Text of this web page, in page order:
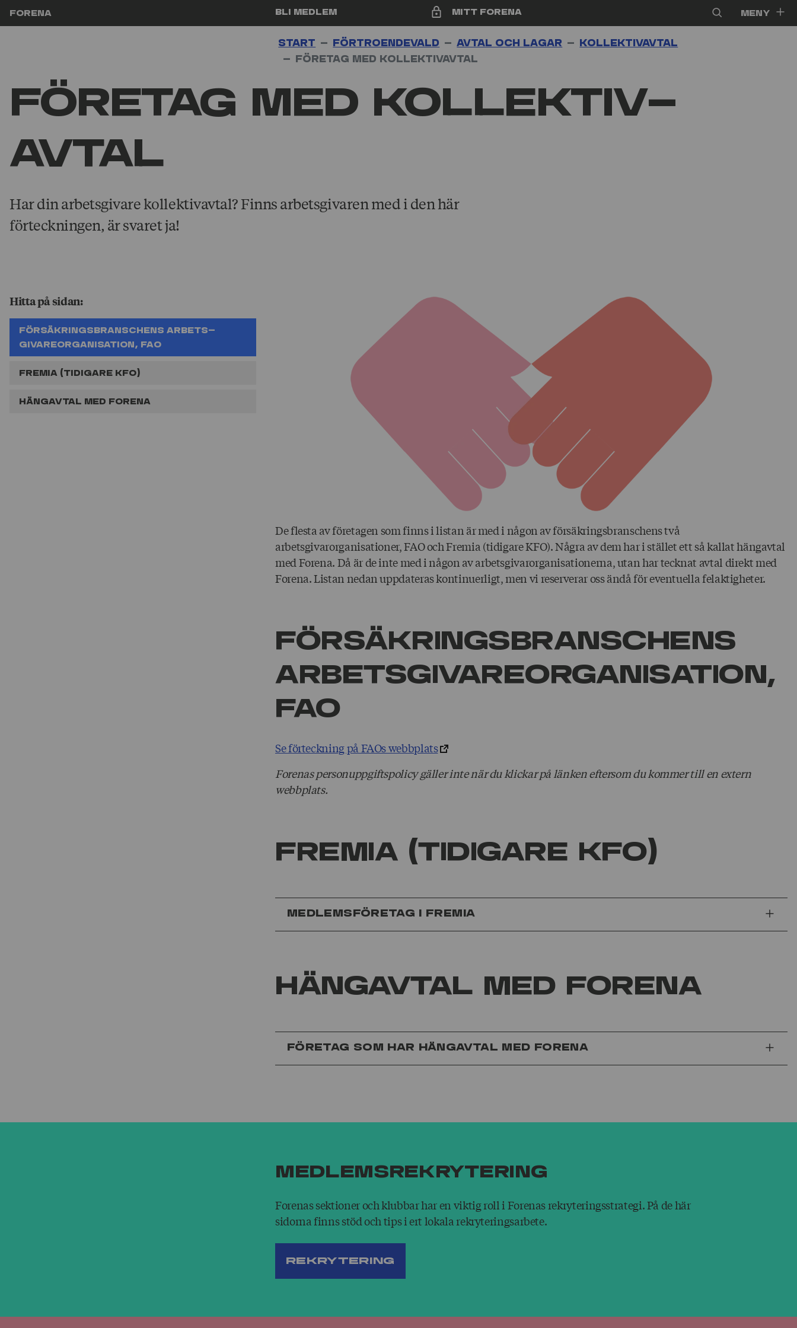
Forena Bli medlem Mitt Forena Meny
Start För­troende­vald Avtal och lagar
Kollektiv­avtal
Företag med kollektiv­­avtal
Företag med kollektiv­­
avtal
Har din arbetsgivare kollektivavtal? Finns arbetsgivaren med i den här
förteckningen, är svaret ja!
Hitta på sidan:
För­säkrings­branschens Arbets­
givare­organisation, FAO
Fremia (tidigare KFO)
Häng­avtal med Forena
De flesta av företagen som finns i listan är med i någon av försäkringsbranschens två
arbetsgivarorganisationer, FAO och Fremia (tidigare KFO). Några av dem har i stället ett så kallat hängavtal
med Forena. Då är de inte med i någon av arbetsgivarorganisationerna, utan har tecknat avtal direkt med
Forena. Listan nedan uppdateras kontinuerligt, men vi reserverar oss ändå för eventuella felaktigheter.
För­säkrings­branschens
Arbets­givare­organisation,
FAO
Se förteckning på FAOs webbplats
Forenas personuppgiftspolicy gäller inte när du klickar på länken eftersom du kommer till en extern
webbplats.
Fremia (tidigare KFO)
Medlemsföretag i Fremia
Häng­avtal med Forena
Företag som har hängavtal med Forena
Med­lems­rekry­tering
Forenas sektioner och klubbar har en viktig roll i Forenas rekryteringsstrategi. På de här
sidorna finns stöd och tips i ert lokala rekryteringsarbete.
Rekrytering